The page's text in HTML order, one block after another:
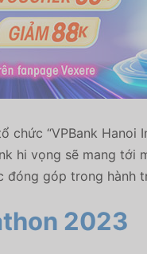
“VPBank
hi vọng sẽ mang
góp trong hành
2023